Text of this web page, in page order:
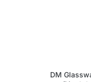
DM